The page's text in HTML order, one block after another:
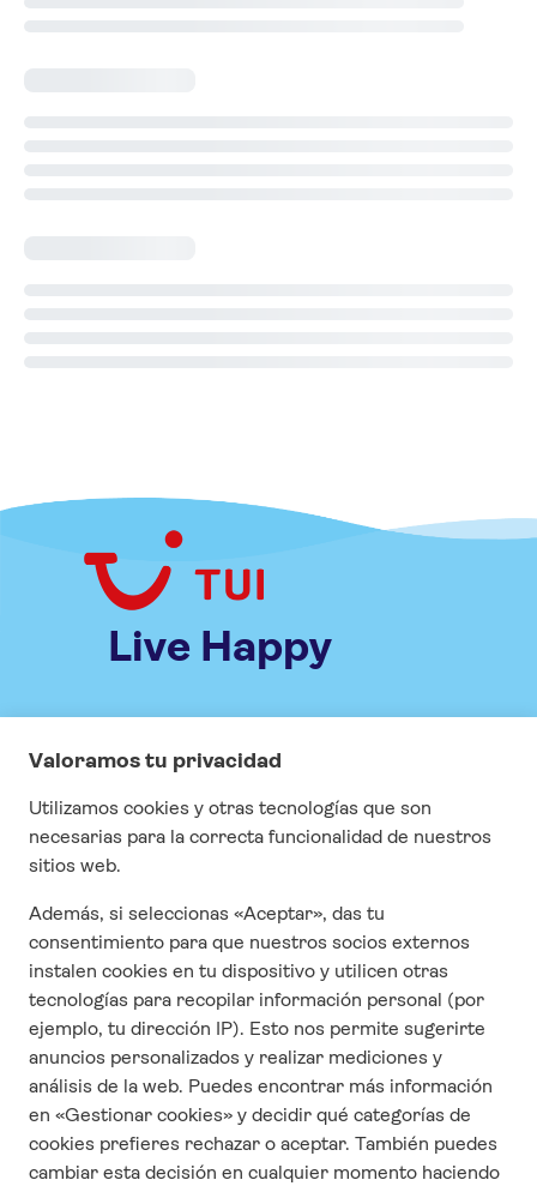
Live Happy
INFORMACIÓN
Especial COVID
Visados
Seguros
Cuestonario de satisfacción
CONTACTO
Quienes Somos
Responsabilidad Social Corporativa
Condiciones y términos de uso